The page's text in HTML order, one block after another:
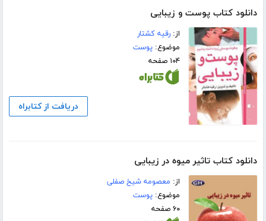
دانلود کتاب پوست و زیبایی
از:رقیه کشتار
موضوع:پوست
۱۰۴ صفحه
دریافت از کتابراه
دانلود کتاب تاثیر میوه در زیبایی
از: معصومه شیخ صفلی
موضوع:پوست
۶۰ صفحه